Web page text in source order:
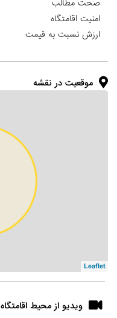
صحت مطالب
امنیت اقامتگاه
ارزش نسبت به قیمت
موقعیت در نقشه
Leaflet
ویدیو از محیط اقامتگاه